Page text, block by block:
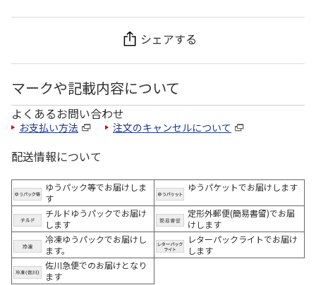
シェアする
マークや記載内容について
よくあるお問い合わせ
お支払い方法 注文のキャンセルについて
配送情報について
ゆうパック等でお届けしま
す
ゆうパケットでお届けします
チルドゆうパックでお届け
します
定形外郵便(簡易書留)でお届
けします
冷凍ゆうパックでお届けし
ます。
レターパックライトでお届け
します
佐川急便でのお届けとなり
ます